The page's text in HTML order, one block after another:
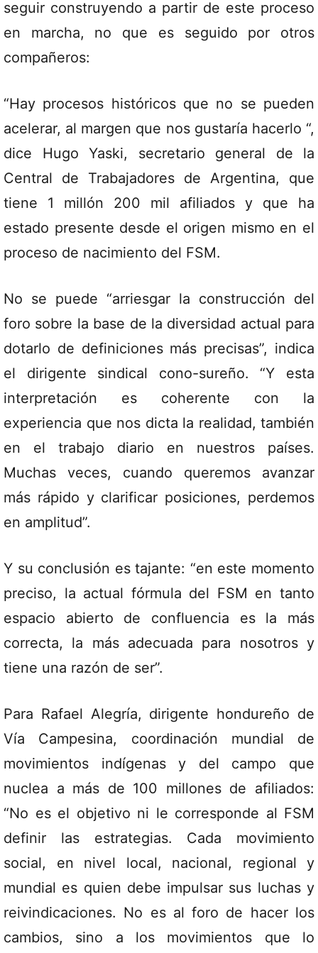
seguir construyendo a partir de este proceso
en marcha, no que es seguido por otros
compañeros:
“Hay procesos históricos que no se pueden
acelerar, al margen que nos gustaría hacerlo “,
dice Hugo Yaski, secretario general de la
Central de Trabajadores de Argentina, que
tiene 1 millón 200 mil afiliados y que ha
estado presente desde el origen mismo en el
proceso de nacimiento del FSM.
No se puede “arriesgar la construcción del
foro sobre la base de la diversidad actual para
dotarlo de definiciones más precisas”, indica
el dirigente sindical cono-sureño. “Y esta
interpretación es coherente con la
experiencia que nos dicta la realidad, también
en el trabajo diario en nuestros países.
Muchas veces, cuando queremos avanzar
más rápido y clarificar posiciones, perdemos
en amplitud”.
Y su conclusión es tajante: “en este momento
preciso, la actual fórmula del FSM en tanto
espacio abierto de confluencia es la más
correcta, la más adecuada para nosotros y
tiene una razón de ser”.
Para Rafael Alegría, dirigente hondureño de
Vía Campesina, coordinación mundial de
movimientos indígenas y del campo que
nuclea a más de 100 millones de afiliados:
“No es el objetivo ni le corresponde al FSM
definir las estrategias. Cada movimiento
social, en nivel local, nacional, regional y
mundial es quien debe impulsar sus luchas y
reivindicaciones. No es al foro de hacer los
cambios, sino a los movimientos que lo